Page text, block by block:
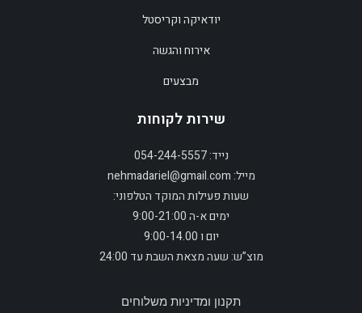
יודאיקה וקריסטל
אירוח והגשה
מבצעים
שירות לקוחות
נייד: 054-244-5557
מייל: nehmadariel@gmail.com
שעות פעילות המוקד הטלפוני:
ימים א-ה 9:00-21:00
יום ו 9:00-14.00
מוצ”ש: שעה מצאת השבת עד 24:00
תקנון ומדיניות משלוחים